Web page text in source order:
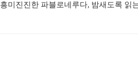
흥미진진한 파블로네루다, 밤새도록 읽